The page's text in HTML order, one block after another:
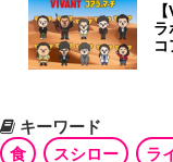
ラ
キーワード
食
スシロー ラ